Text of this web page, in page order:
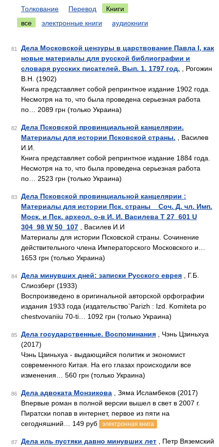
Толкование Перевод
Книги
все
электронные книги аудиокниги
81
Дела Московской цензуры в царствование Павла I, как
новые материалы для русской библиографии и
словаря русских писателей. Вып. 1. 1797 год. , Рогожин
В.Н. (1902)
Книга представляет собой репринтное издание 1902 года.
Несмотря на то, что была проведена серьезная работа
по… 2089 грн (только Украина)
82
Дела Псковской провинциальной канцелярии.
Материалы для истории Псковской страны. , Василев
И.И.
Книга представляет собой репринтное издание 1884 года.
Несмотря на то, что была проведена серьезная работа
по… 2523 грн (только Украина)
83
Дела Псковской провинциальной канцелярии :
Материалы для истории Пск. страны _ Соч. Д. чл. Имп.
Моск. и Пск. археол. о-в И. И. Василева T 27_601 U
304_98 W 50_107 , Василев И.И
Материалы для истории Псковской страны. Сочинение
действительного члена Императорского Московского и…
1653 грн (только Украина)
84 Дела минувших дней: записки Русского еврея , Г.Б.
Слиозберг (1933)
Воспроизведено в оригинальной авторской орфографии
издания 1933 года (издательство`Parizh : Izd. Komiteta po
chestvovaniiu 70-ti… 1092 грн (только Украина)
85 Дела государственные. Воспоминания , Чэнь Цзиньхуа
(2017)
Чэнь Цзиньхуа - выдающийся политик и экономист
современного Китая. На его глазах происходили все
изменения… 560 грн (только Украина)
86 Дела адвоката Монзикова , Зяма Исламбеков (2017)
Впервые роман в полной версии вышел в свет в 2007 г.
Пиратски попав в интернет, первое из пяти на
сегодняшний… 149 руб
электронная книга
87 Дела иль пустяки давно минувших лет , Петр Вяземский